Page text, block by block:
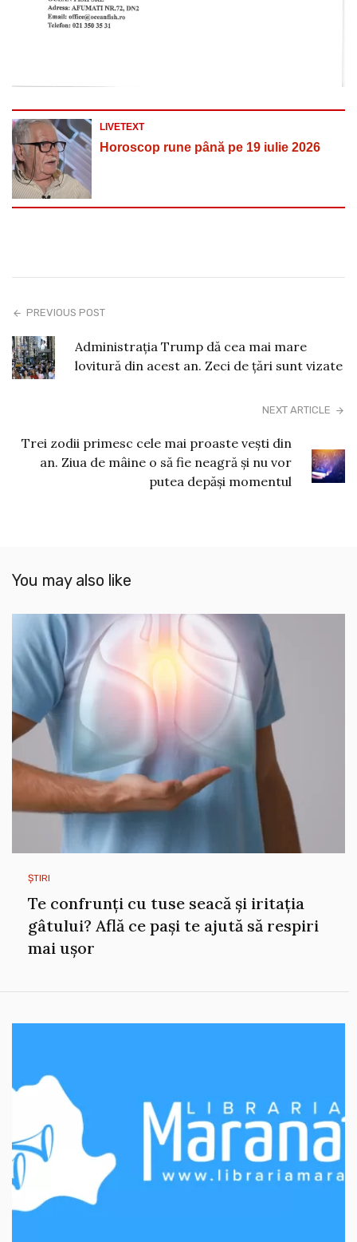
LIVETEXT
Horoscop rune până pe 19 iulie 2026
PREVIOUS POST
Administrația Trump dă cea mai mare
lovitură din acest an. Zeci de țări sunt vizate
NEXT ARTICLE
Trei zodii primesc cele mai proaste vești din
an. Ziua de mâine o să fie neagră și nu vor
putea depăși momentul
You may also like
ȘTIRI
Te confrunți cu tuse seacă și iritația
gâtului? Află ce pași te ajută să respiri
mai ușor